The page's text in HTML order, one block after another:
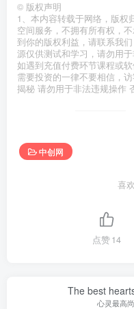
© 版权声明
1、本内容转载于网络，版权
空间服务，不拥有所有权，
到你的版权利益，请联系我
源仅供测试和学习，请勿用
如遇到充值付费环节课程或
需要投资的一律不要相信，
揭秘 请勿用于非法违规操作
中创网
喜
点赞14
The best
心灵最高